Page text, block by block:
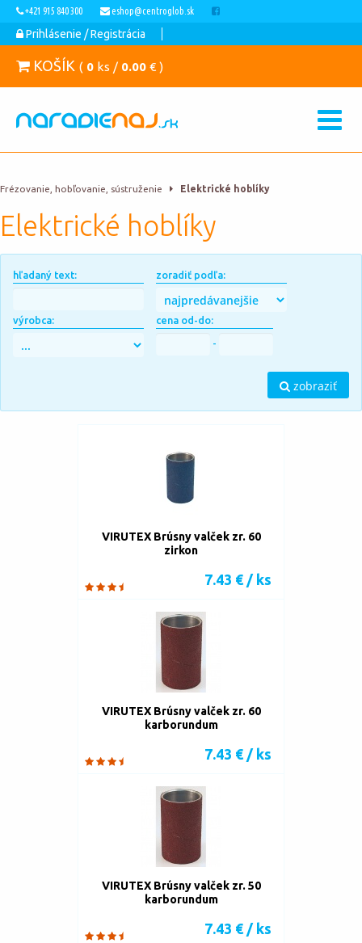
+421 915 840 300 eshop@centroglob.sk
Prihlásenie / Registrácia
KOŠÍK ( 0 ks / 0.00 € )
Frézovanie, hobľovanie, sústruženie Elektrické hoblíky
Elektrické hoblíky
hľadaný text: zoradiť podľa:
výrobca: cena od-do:
-
zobraziť
VIRUTEX Brúsny valček zr. 60
zirkon
7.43 € / ks
VIRUTEX Brúsny valček zr. 60
karborundum
7.43 € / ks
VIRUTEX Brúsny valček zr. 50
karborundum
7.43 € / ks